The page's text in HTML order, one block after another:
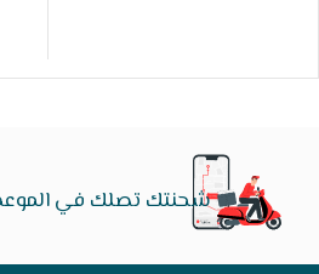
شحنتك تصلك في